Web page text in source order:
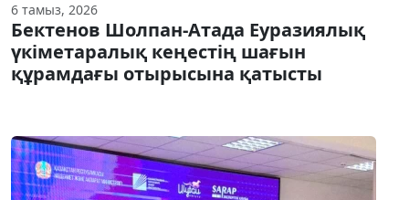
6 тамыз, 2026
Бектенов Шолпан-Атада Еуразиялық
үкіметаралық кеңестің шағын
құрамдағы отырысына қатысты